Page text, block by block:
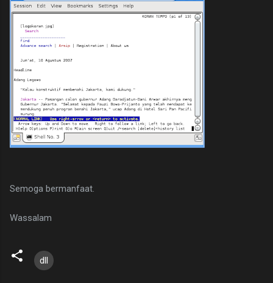
Semoga bermanfaat.
Wassalam
dll